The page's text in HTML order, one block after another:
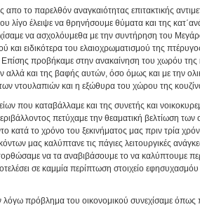
απο το παρελθόν αναγκαιότητας επιτακτικής
έλειψε να θρηνήσουμε θύματα και της
να ασχολόυμεθα με την συντήρηση του
και ειδικότερα του ελαιοχρωματισμού της
προβήκαμε στην ανακαίνηση του χωρόυ της
αλλά και της βαφής αυτών, όσο όμως και με την
ντουλαπιών και η εξώθυρα του χώρου της
που καταβάλλαμε και της συνετής και
πετύχαμε την θεαματική βελτίωση
κατά το χρόνο του ξεκινήματος μας πριν τρία
μας καλύπτανε τις πάγιες λειτουργικές
να τα αναβιβάσουμε το να καλύπτουμε
σε καμμία περίπτωση στοιχείο
πρόβλημα του οικονομικού συνεχίσαμε όπως